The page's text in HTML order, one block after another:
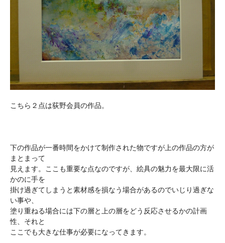
こちら２点は荻野会員の作品。
下の作品が一番時間をかけて制作された物ですが上の作品の方が
まとまって
見えます。ここも重要な点なのですが、絵具の魅力を最大限に活
かのに手を
掛け過ぎてしまうと素材感を損なう場合があるのでいじり過ぎな
い事や、
塗り重ねる場合には下の層と上の層をどう反応させるかの計画
性、それと
ここでも大きな仕事が必要になってきます。